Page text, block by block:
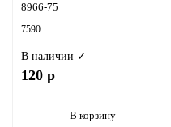
8966-75
7590
В наличии ✓
120 р
В корзину